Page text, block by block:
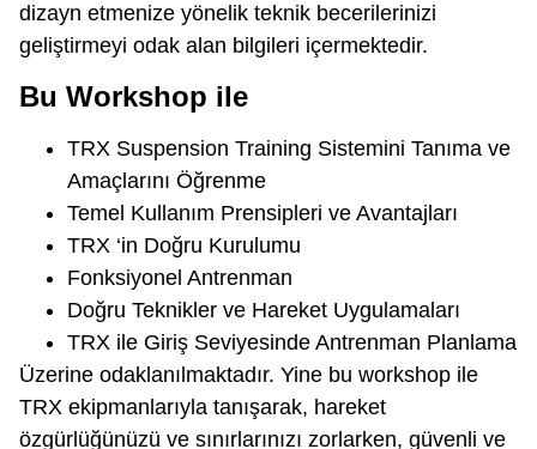
dizayn etmenize yönelik teknik becerilerinizi
geliştirmeyi odak alan bilgileri içermektedir.
Bu Workshop ile
TRX Suspension Training Sistemini Tanıma ve
Amaçlarını Öğrenme
Temel Kullanım Prensipleri ve Avantajları
TRX ‘in Doğru Kurulumu
Fonksiyonel Antrenman
Doğru Teknikler ve Hareket Uygulamaları
TRX ile Giriş Seviyesinde Antrenman Planlama
Üzerine odaklanılmaktadır. Yine bu workshop ile
TRX ekipmanlarıyla tanışarak, hareket
özgürlüğünüzü ve sınırlarınızı zorlarken, güvenli ve